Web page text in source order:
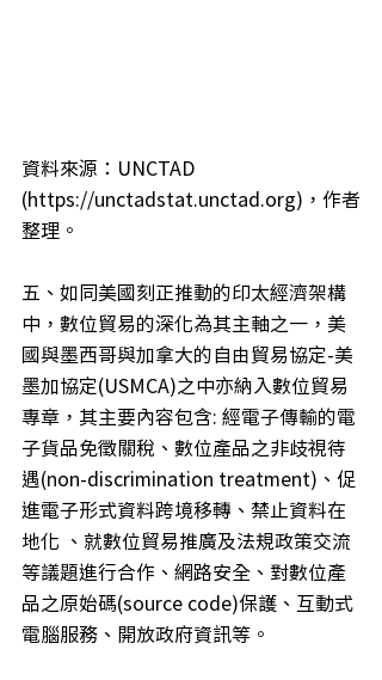
資料來源：UNCTAD
(https://unctadstat.unctad.org)，作者
整理。
五、如同美國刻正推動的印太經濟架構
中，數位貿易的深化為其主軸之一，美
國與墨西哥與加拿大的自由貿易協定-美
墨加協定(USMCA)之中亦納入數位貿易
專章，其主要內容包含: 經電子傳輸的電
子貨品免徵關稅、數位產品之非歧視待
遇(non-discrimination treatment)、促
進電子形式資料跨境移轉、禁止資料在
地化 、就數位貿易推廣及法規政策交流
等議題進行合作、網路安全、對數位產
品之原始碼(source code)保護、互動式
電腦服務、開放政府資訊等。